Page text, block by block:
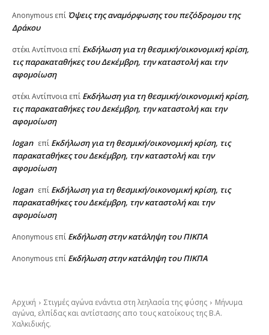
Anonymous επί Όψεις της αναμόρφωσης του πεζόδρομου της
Δράκου
στέκι Αντίπνοια επί Εκδήλωση για τη θεσμική/οικονομική κρίση,
τις παρακαταθήκες του Δεκέμβρη, την καταστολή και την
αφομοίωση
στέκι Αντίπνοια επί Εκδήλωση για τη θεσμική/οικονομική κρίση,
τις παρακαταθήκες του Δεκέμβρη, την καταστολή και την
αφομοίωση
logan επί Εκδήλωση για τη θεσμική/οικονομική κρίση, τις
παρακαταθήκες του Δεκέμβρη, την καταστολή και την
αφομοίωση
logan επί Εκδήλωση για τη θεσμική/οικονομική κρίση, τις
παρακαταθήκες του Δεκέμβρη, την καταστολή και την
αφομοίωση
Anonymous επί Εκδήλωση στην κατάληψη του ΠΙΚΠΑ
Anonymous επί Εκδήλωση στην κατάληψη του ΠΙΚΠΑ